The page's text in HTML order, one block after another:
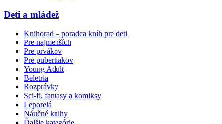
Deti a mládež
Knihorad – poradca kníh pre deti
Pre najmenších
Pre prvákov
Pre pubertiakov
Young Adult
Beletria
Rozprávky
Sci-fi, fantasy a komiksy
Leporelá
Náučné knihy